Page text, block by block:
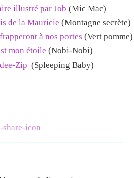
illustré par Job (Mic Mac)
de la Mauricie (Montagne secrète)
à nos portes (Vert pomme)
mon étoile (Nobi-Nobi)
Zip (Spleeping Baby)